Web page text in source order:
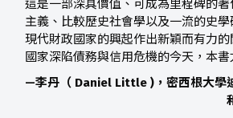
這是一部深具價值、可成為里程碑的
主義、比較歷史社會學以及一流的史
現代財政國家的興起作出新穎而有力
國家深陷債務與信用危機的今天，本書
—李丹（ Daniel Little )，密西根大學